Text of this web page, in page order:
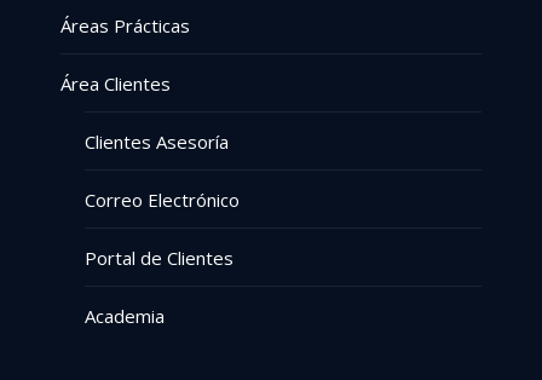
Áreas Prácticas
Área Clientes
Clientes Asesoría
Correo Electrónico
Portal de Clientes
Academia